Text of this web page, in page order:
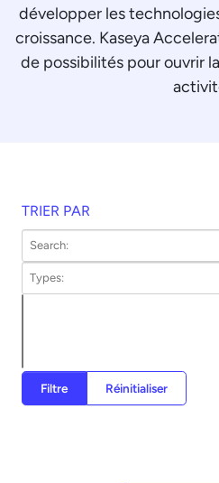
développer les
croissance. Kaseya
de possibilités pour ouvrir
TRIER PAR
Filtre Réinitialiser